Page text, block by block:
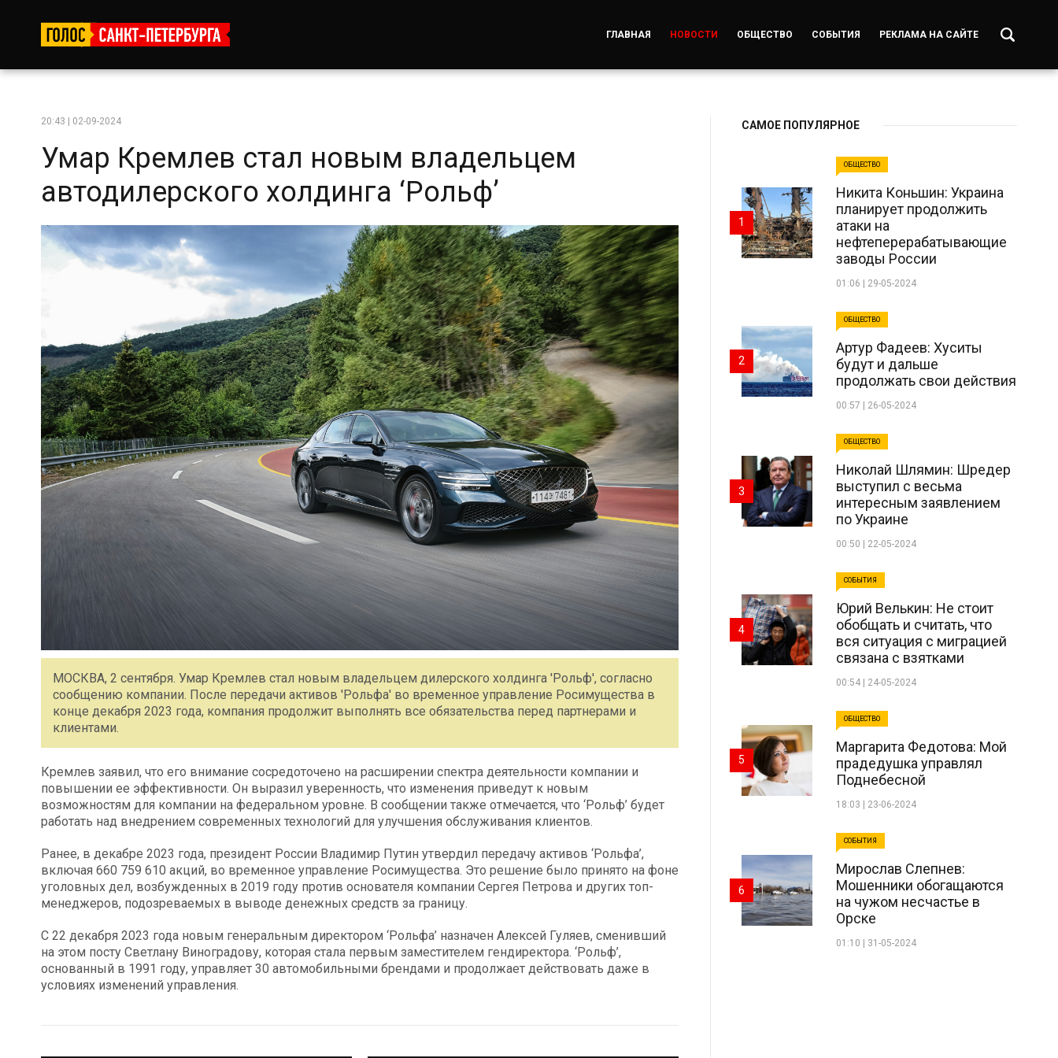
ГЛАВНАЯ НОВОСТИ ОБЩЕСТВО СОБЫТИЯ РЕКЛАМА НА САЙТЕ
20:43 | 02-09-2024
Умар Кремлев стал новым владельцем
автодилерского холдинга ‘Рольф’
МОСКВА, 2 сентября. Умар Кремлев стал новым владельцем дилерского холдинга 'Рольф', согласно
сообщению компании. После передачи активов 'Рольфа' во временное управление Росимущества в
конце декабря 2023 года, компания продолжит выполнять все обязательства перед партнерами и
клиентами.
Кремлев заявил, что его внимание сосредоточено на расширении спектра деятельности компании и
повышении ее эффективности. Он выразил уверенность, что изменения приведут к новым
возможностям для компании на федеральном уровне. В сообщении также отмечается, что ‘Рольф’ будет
работать над внедрением современных технологий для улучшения обслуживания клиентов.
Ранее, в декабре 2023 года, президент России Владимир Путин утвердил передачу активов ‘Рольфа’,
включая 660 759 610 акций, во временное управление Росимущества. Это решение было принято на фоне
уголовных дел, возбужденных в 2019 году против основателя компании Сергея Петрова и других топ-
менеджеров, подозреваемых в выводе денежных средств за границу.
С 22 декабря 2023 года новым генеральным директором ‘Рольфа’ назначен Алексей Гуляев, сменивший
на этом посту Светлану Виноградову, которая стала первым заместителем гендиректора. ‘Рольф’,
основанный в 1991 году, управляет 30 автомобильными брендами и продолжает действовать даже в
условиях изменений управления.
САМОЕ ПОПУЛЯРНОЕ
ОБЩЕСТВО
Никита Коньшин: Украина
планирует продолжить
атаки на
нефтеперерабатывающие
заводы России
01:06 | 29-05-2024
1
ОБЩЕСТВО
Артур Фадеев: Хуситы
будут и дальше
продолжать свои действия
00:57 | 26-05-2024
2
ОБЩЕСТВО
Николай Шлямин: Шредер
выступил с весьма
интересным заявлением
по Украине
00:50 | 22-05-2024
3
СОБЫТИЯ
Юрий Велькин: Не стоит
обобщать и считать, что
вся ситуация с миграцией
связана с взятками
00:54 | 24-05-2024
4
ОБЩЕСТВО
Маргарита Федотова: Мой
прадедушка управлял
Поднебесной
18:03 | 23-06-2024
5
СОБЫТИЯ
Мирослав Слепнев:
Мошенники обогащаются
на чужом несчастье в
Орске
01:10 | 31-05-2024
6